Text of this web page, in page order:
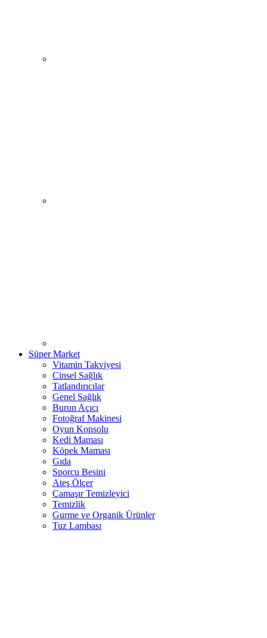
Süper Market
Vitamin Takviyesi
Cinsel Sağlık
Tatlandırıcılar
Genel Sağlık
Burun Açıcı
Fotoğraf Makinesi
Oyun Konsolu
Kedi Maması
Köpek Maması
Gıda
Sporcu Besini
Ateş Ölçer
Çamaşır Temizleyici
Temizlik
Gurme ve Organik Ürünler
Tuz Lambası